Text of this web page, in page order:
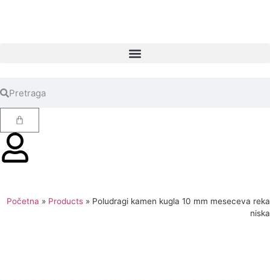
Početna » Products » Poludragi kamen kugla 10 mm meseceva reka
niska